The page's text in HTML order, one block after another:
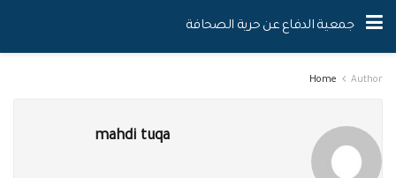
جمعية الدفاع عن حرية الصحافة
Home Author
mahdi tuqa